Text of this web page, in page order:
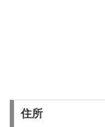
住所